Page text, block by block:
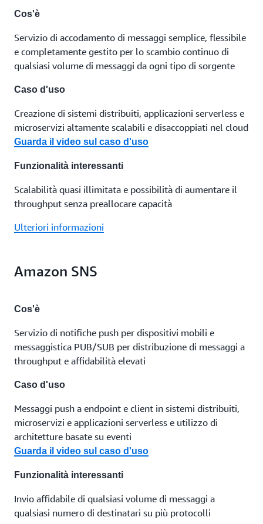
Cos'è
Servizio di accodamento di messaggi semplice, flessibile
e completamente gestito per lo scambio continuo di
qualsiasi volume di messaggi da ogni tipo di sorgente
Caso d'uso
Creazione di sistemi distribuiti, applicazioni serverless e
microservizi altamente scalabili e disaccoppiati nel cloud
Guarda il video sul caso d'uso
Funzionalità interessanti
Scalabilità quasi illimitata e possibilità di aumentare il
throughput senza preallocare capacità
Ulteriori informazioni
Amazon SNS
Cos'è
Servizio di notifiche push per dispositivi mobili e
messaggistica PUB/SUB per distribuzione di messaggi a
throughput e affidabilità elevati
Caso d'uso
Messaggi push a endpoint e client in sistemi distribuiti,
microservizi e applicazioni serverless e utilizzo di
architetture basate su eventi
Guarda il video sul caso d'uso
Funzionalità interessanti
Invio affidabile di qualsiasi volume di messaggi a
qualsiasi numero di destinatari su più protocolli